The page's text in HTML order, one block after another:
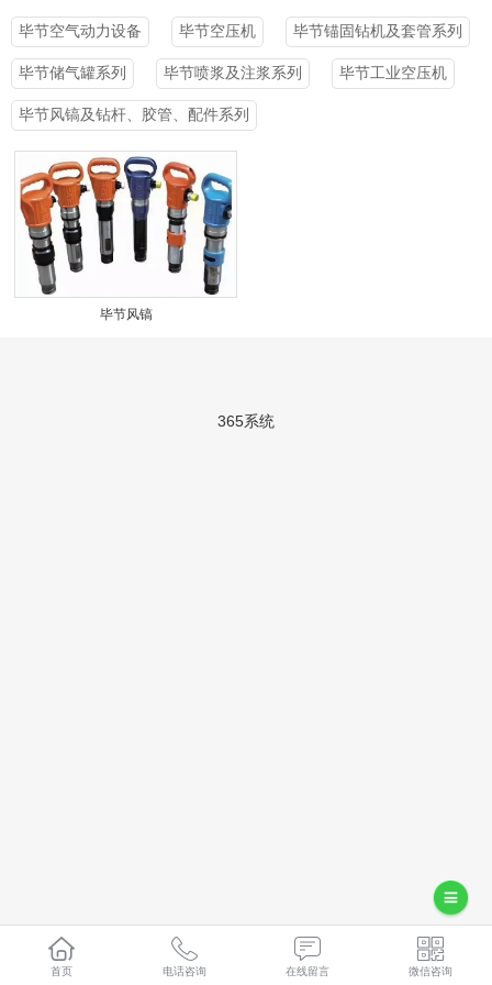
毕节空气动力设备 毕节空压机 毕节锚固钻机及套管系列
毕节储气罐系列 毕节喷浆及注浆系列 毕节工业空压机
毕节风镐及钻杆、胶管、配件系列
毕节风镐
365系统
首页 电话咨询 在线留言 微信咨询